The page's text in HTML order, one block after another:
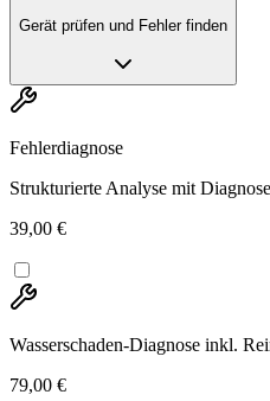
Gerät prüfen und Fehler finden
Fehlerdiagnose
Strukturierte Analyse mit
39,00 €
Wasserschaden-Diagnose inkl.
79,00 €